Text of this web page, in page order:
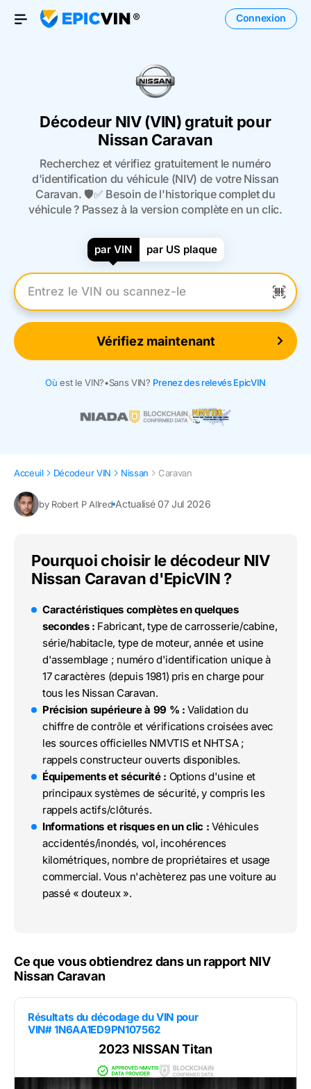
Open Menu
Connexion
Décodeur NIV (VIN) gratuit pour
Nissan Caravan
Recherchez et vérifiez gratuitement le numéro
d'identification du véhicule (NIV) de votre Nissan
Caravan. 🛡️✅ Besoin de l'historique complet du
véhicule ? Passez à la version complète en un clic.
par VIN par US plaque
Entrez le numéro VIN
Vérifiez maintenant
Où est le VIN?•Sans VIN? Prenez des relevés EpicVIN
Acceuil Décodeur VIN Nissan Caravan
by Robert P Allred Actualisé 07 Jul 2026
Pourquoi choisir le décodeur NIV
Nissan Caravan d'EpicVIN ?
Caractéristiques complètes en quelques
secondes : Fabricant, type de carrosserie/cabine,
série/habitacle, type de moteur, année et usine
d'assemblage ; numéro d'identification unique à
17 caractères (depuis 1981) pris en charge pour
tous les Nissan Caravan.
Précision supérieure à 99 % : Validation du
chiffre de contrôle et vérifications croisées avec
les sources officielles NMVTIS et NHTSA ;
rappels constructeur ouverts disponibles.
Équipements et sécurité : Options d'usine et
principaux systèmes de sécurité, y compris les
rappels actifs/clôturés.
Informations et risques en un clic : Véhicules
accidentés/inondés, vol, incohérences
kilométriques, nombre de propriétaires et usage
commercial. Vous n'achèterez pas une voiture au
passé « douteux ».
Ce que vous obtiendrez dans un rapport NIV
Nissan Caravan
Résultats du décodage du VIN pour
VIN# 1N6AA1ED9PN107562
2023 NISSAN Titan